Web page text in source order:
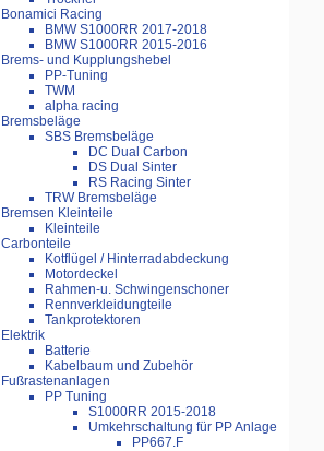
Bonamici Racing
BMW S1000RR 2017-2018
BMW S1000RR 2015-2016
Brems- und Kupplungshebel
PP-Tuning
TWM
alpha racing
Bremsbeläge
SBS Bremsbeläge
DC Dual Carbon
DS Dual Sinter
RS Racing Sinter
TRW Bremsbeläge
Bremsen Kleinteile
Kleinteile
Carbonteile
Kotflügel / Hinterradabdeckung
Motordeckel
Rahmen-u. Schwingenschoner
Rennverkleidungteile
Tankprotektoren
Elektrik
Batterie
Kabelbaum und Zubehör
Fußrastenanlagen
PP Tuning
S1000RR 2015-2018
Umkehrschaltung für PP Anlage
PP667.F